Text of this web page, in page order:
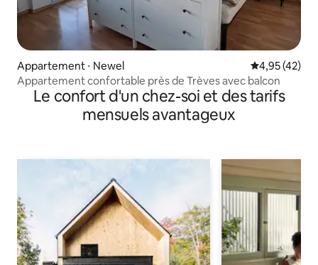
Appartement ⋅ Newel Évaluation
4,95 (42)
Appartement confortable près de Trèves avec balcon
Le confort d'un chez-soi et des tarifs
mensuels avantageux